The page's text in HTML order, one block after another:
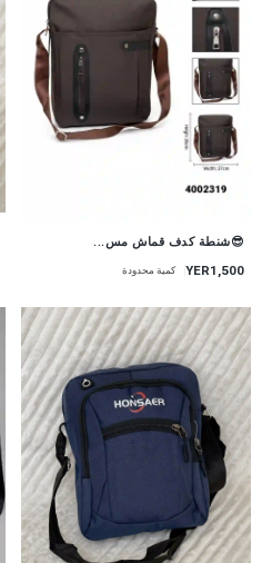
😎شنطة كدف قماش مس...
YER1,500 كمية محدودة